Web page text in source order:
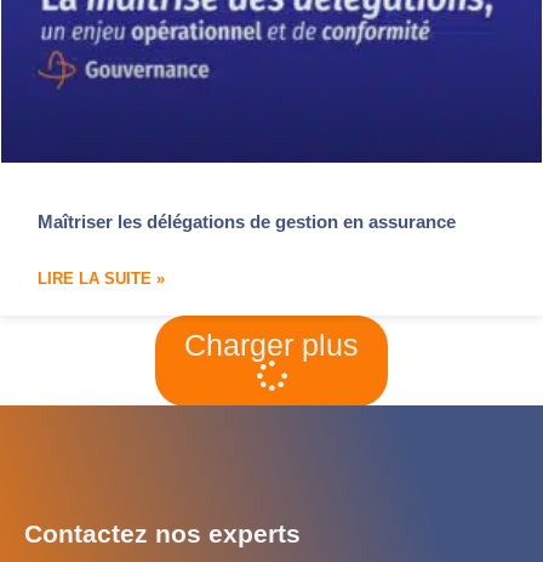
Maîtriser les délégations de gestion en assurance
LIRE LA SUITE »
Charger plus
Contactez nos experts